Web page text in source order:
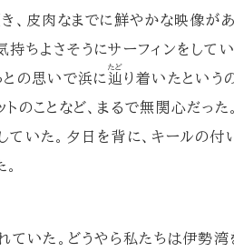
、皮肉なまでに鮮やかな映像が
ちよさそうにサーフィンをして
との思いで浜に辿
たど
り着いたという
トのことなど、まるで無関心だった
いた。夕日を背に、キールの付
ていた。どうやら私たちは伊勢湾